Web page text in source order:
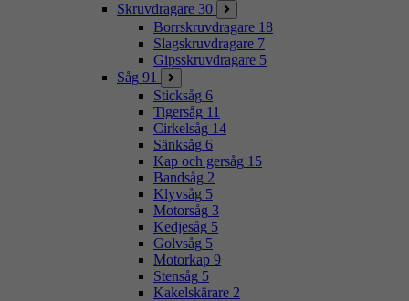
Skruvdragare 30
Borrskruvdragare 18
Slagskruvdragare 7
Gipsskruvdragare 5
Såg 91
Sticksåg 6
Tigersåg 11
Cirkelsåg 14
Sänksåg 6
Kap och gersåg 15
Bandsåg 2
Klyvsåg 5
Motorsåg 3
Kedjesåg 5
Golvsåg 5
Motorkap 9
Stensåg 5
Kakelskärare 2